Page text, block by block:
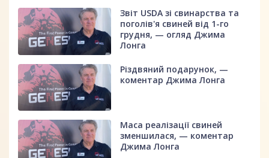
Звіт USDA зі свинарства та
поголів'я свиней від 1-го
грудня, — огляд Джима
Лонга
Різдвяний подарунок, —
коментар Джима Лонга
Маса реалізації свиней
зменшилася, — коментар
Джима Лонга